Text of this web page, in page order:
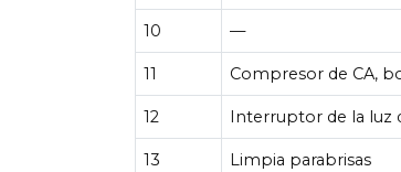
10 —
11 Compresor de CA,
12 Interruptor de la luz
13 Limpia parabrisas